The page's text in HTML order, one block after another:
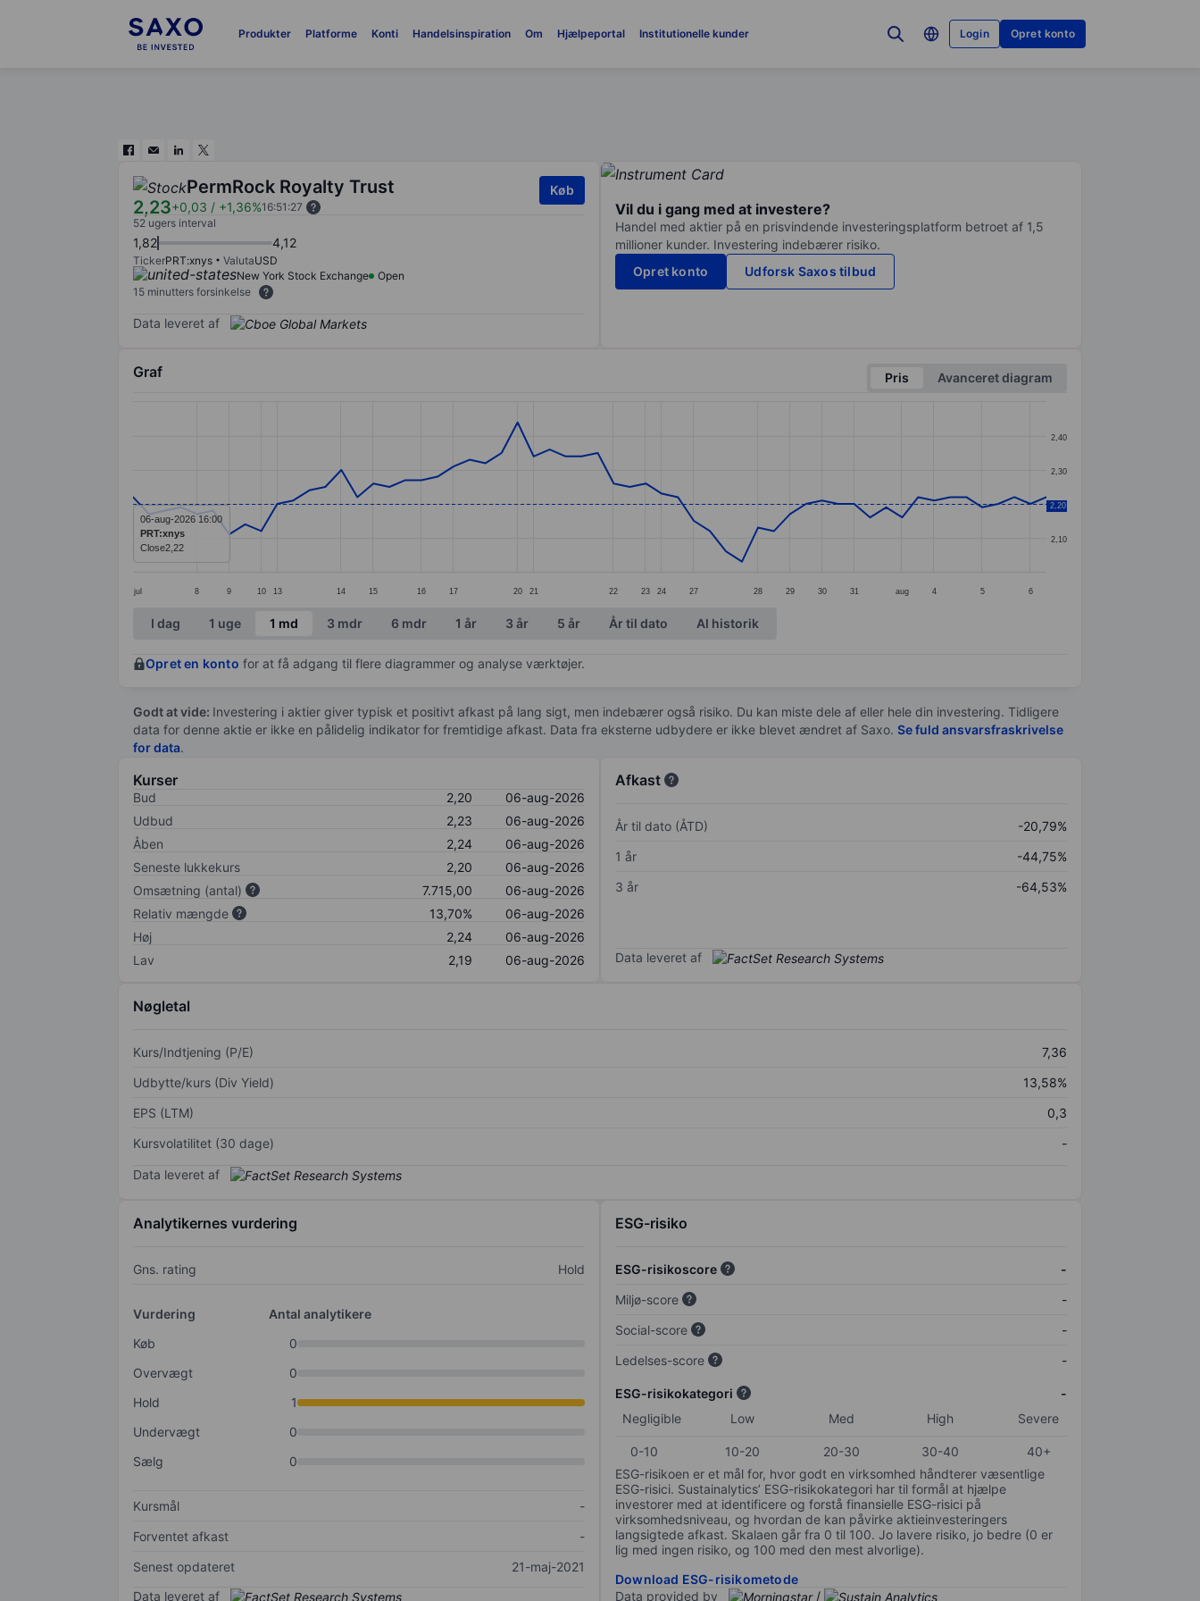
Produkter Platforme Konti Handelsinspiration Om Hjælpeportal Institutionelle kunder Login Opret konto
PermRock Royalty Trust
2,23+0,03 / +1,36%16:51:27
Køb
52 ugers interval
1,82 4,12
TickerPRT:xnys ValutaUSD
New York Stock Exchange
Open
15 minutters forsinkelse
Data leveret af
Vil du i gang med at investere?
Handel med aktier på en prisvindende investeringsplatform betroet af 1,5
millioner kunder. Investering indebærer risiko.
Opret konto
Udforsk Saxos tilbud
Graf Pris
Avanceret diagram
The chart has 1 X axis displaying categories.
The chart has 1 Y axis displaying values. Data ranges from 2.03 to 2.44.
jul 8 9 10 13 14 15 16 17 20 21 22 23 24 27 28 29 30 31 aug 4 5 6
2,10
2,20
2,30
2,40
2,20
06-aug-2026 16:00
PRT:xnys
Close2,22
End of interactive chart.
I dag 1 uge 1 md 3 mdr 6 mdr 1 år 3 år 5 år År til dato Al historik
Opret en konto for at få adgang til flere diagrammer og analyse værktøjer.
Godt at vide: Investering i aktier giver typisk et positivt afkast på lang sigt, men indebærer også risiko. Du kan miste dele af eller hele din investering. Tidligere
data for denne aktie er ikke en pålidelig indikator for fremtidige afkast. Data fra eksterne udbydere er ikke blevet ændret af Saxo. Se fuld ansvarsfraskrivelse
for data.
Kurser
Bud 2,20
06-aug-2026
Udbud
2,23
06-aug-2026
Åben
2,24
06-aug-2026
Seneste lukkekurs
2,20
06-aug-2026
Omsætning (antal)
7.715,00
06-aug-2026
Relativ mængde
13,70%
06-aug-2026
Høj
2,24
06-aug-2026
Lav
2,19 06-aug-2026
Afkast
År til dato (ÅTD)
-20,79%
1 år
-44,75%
3 år
-64,53%
Data leveret af
Nøgletal
Kurs/Indtjening (P/E)
7,36
Udbytte/kurs (Div Yield)
13,58%
EPS (LTM)
0,3
Kursvolatilitet (30 dage)
-
Data leveret af
Analytikernes vurdering
Gns. rating Hold
Vurdering
Antal analytikere
Køb
0
Overvægt
0
Hold
1
Undervægt
0
Sælg
0
Kursmål
-
Forventet afkast
-
Senest opdateret
21-maj-2021
Data leveret af
ESG-risiko
ESG-risikoscore
-
Miljø-score
-
Social-score
-
Ledelses-score
-
ESG-risikokategori
-
Negligible
Low Med High Severe
0-10 10-20 20-30 30-40
40+
ESG-risikoen er et mål for, hvor godt en virksomhed håndterer væsentlige
ESG-risici. Sustainalytics’ ESG-risikokategori har til formål at hjælpe
investorer med at identificere og forstå finansielle ESG-risici på
virksomhedsniveau, og hvordan de kan påvirke aktieinvesteringers
langsigtede afkast. Skalaen går fra 0 til 100. Jo lavere risiko, jo bedre (0 er
lig med ingen risiko, og 100 med den mest alvorlige).
Download ESG-risikometode
Data provided by
/